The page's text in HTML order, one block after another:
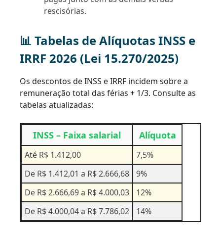
rescisórias.
📊 Tabelas de Alíquotas INSS e
IRRF 2026 (Lei 15.270/2025)
Os descontos de INSS e IRRF incidem sobre a
remuneração total das férias + 1/3. Consulte as
tabelas atualizadas:
INSS – Faixa salarial Alíquota
Até R$ 1.412,00
7,5%
De R$ 1.412,01 a R$ 2.666,68
9%
De R$ 2.666,69 a R$ 4.000,03
12%
De R$ 4.000,04 a R$ 7.786,02
14%